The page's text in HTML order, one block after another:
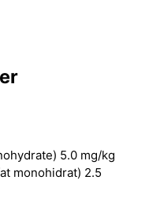
5.0 mg/kg
monohidrat) 2.5